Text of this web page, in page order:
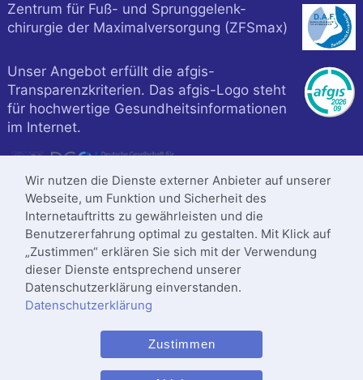
Zentrum für Fuß- und Sprunggelenk-
chirurgie der Maximalversorgung (ZFSmax)
Unser Angebot erfüllt die afgis-
Transparenzkriterien. Das afgis-Logo steht
für hochwertige Gesundheitsinformationen
im Internet.
Klinik ist zertifiziert nach
Letzte Änderung: 11.05.2026
Wir nutzen die Dienste externer Anbieter auf unserer
Webseite, um Funktion und Sicherheit des
Internetauftritts zu gewährleisten und die
Benutzererfahrung optimal zu gestalten. Mit Klick auf
„Zustimmen“ erklären Sie sich mit der Verwendung
dieser Dienste entsprechend unserer
Datenschutzerklärung einverstanden.
Datenschutzerklärung
Zustimmen